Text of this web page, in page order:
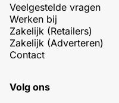
Veelgestelde vragen
Werken bij
Zakelijk (Retailers)
Zakelijk (Adverteren)
Contact
Volg ons